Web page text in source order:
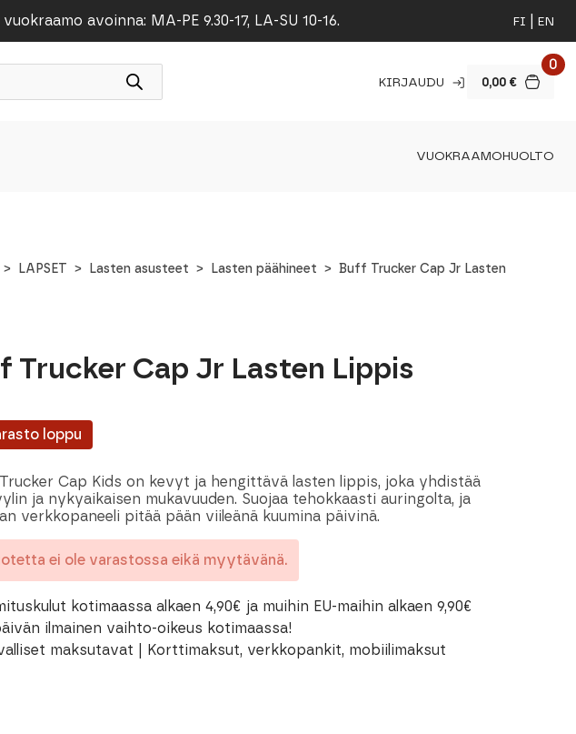
avoinna: MA-PE 9.30-17, LA-SU 10-16. FI EN
KIRJAUDU 0,00 €
0
VUOKRAAMOHUOLTO
LAPSET Lasten asusteet Lasten päähineet
Buff Trucker Cap Jr Lasten
Trucker Cap Jr Lasten Lippis
loppu
Trucker Cap Kids on kevyt ja hengittävä lasten lippis, joka yhdistää
ja nykyaikaisen mukavuuden. Suojaa tehokkaasti auringolta, ja
verkkopaneeli pitää pään viileänä kuumina päivinä.
ei ole varastossa eikä myytävänä.
kotimaassa alkaen 4,90€ ja muihin EU-maihin alkaen 9,90€
ilmainen vaihto-oikeus kotimaassa!
maksutavat | Korttimaksut, verkkopankit, mobiilimaksut